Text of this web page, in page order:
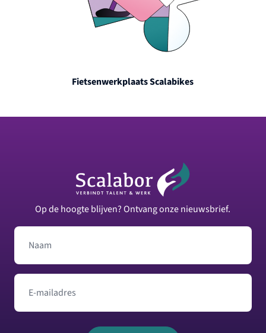
Fietsenwerkplaats Scalabikes
Op de hoogte blijven? Ontvang onze nieuwsbrief.
Naam
E-mailadres